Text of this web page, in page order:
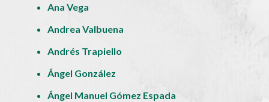
Ana Vega
Andrea Valbuena
Andrés Trapiello
Ángel González
Ángel Manuel Gómez Espada